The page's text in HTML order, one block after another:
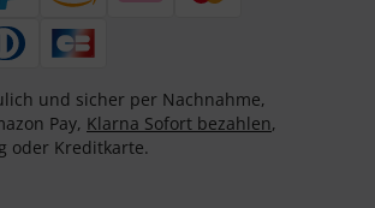
und sicher per Nachnahme,
Pay, Klarna Sofort bezahlen,
oder Kreditkarte.